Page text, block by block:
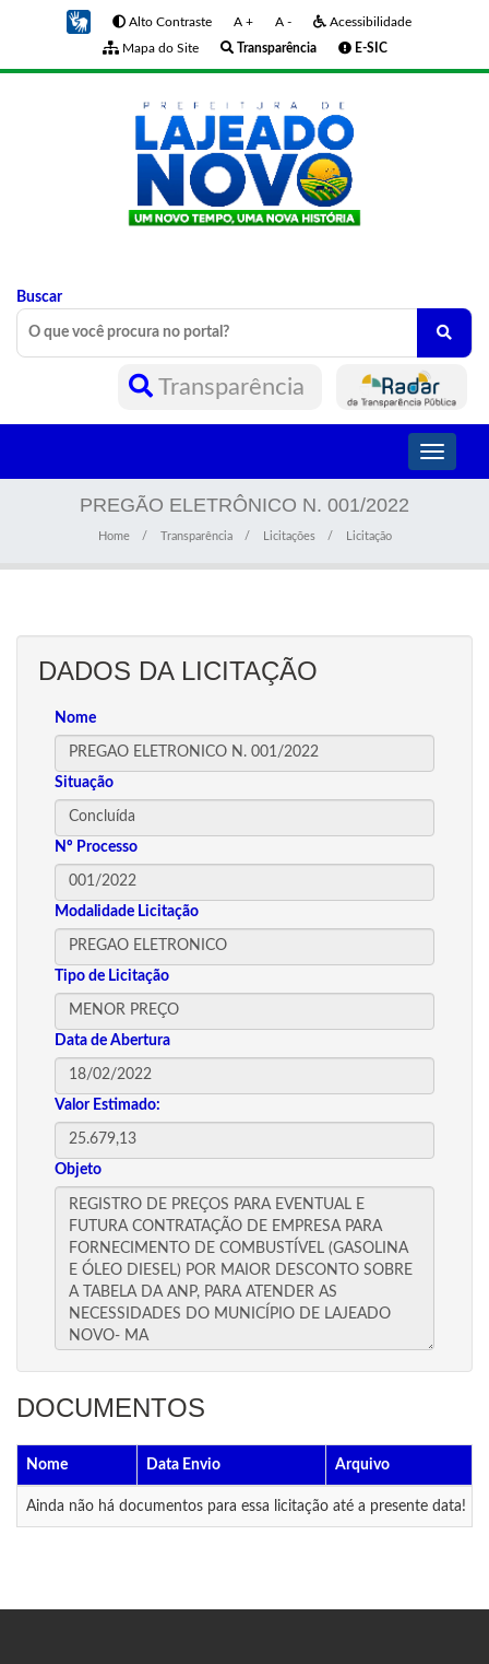
Alto Contraste A + A -
Acessibilidade
Mapa do Site
Transparência E-SIC
Buscar
Transparência
Toggle
PREGÃO ELETRÔNICO N. 001/2022
Home Transparência Licitações Licitação
DADOS DA LICITAÇÃO
Nome
Situação
Nº Processo
Modalidade Licitação
Tipo de Licitação
Data de Abertura
Valor Estimado:
Objeto
DOCUMENTOS
Nome Data Envio Arquivo
Ainda não há documentos para essa licitação até a presente data!